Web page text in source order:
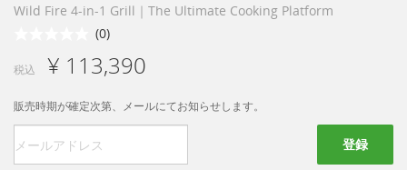
Wild Fire 4-in-1 Grill｜The Ultimate Cooking Platform
(0)
税込 ¥ 113,390
販売時期が確定次第、メールにてお知らせします。
登録